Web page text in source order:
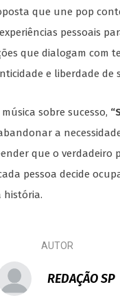
que une pop
pessoais
que dialogam com
e liberdade de
sobre sucesso,
a
que o verdadeiro
pessoa decide
história.
AUTOR
REDAÇÃO SP